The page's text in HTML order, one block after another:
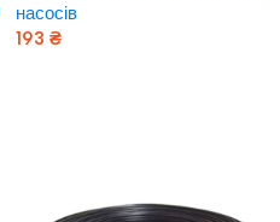
насосів
193 ₴